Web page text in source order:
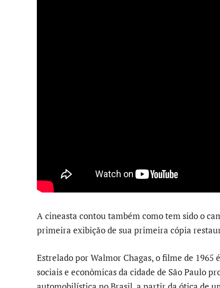
A cineasta contou também como tem sido o
primeira exibição de sua primeira cópia
Estrelado por Walmor Chagas, o filme de
sociais e econômicas da cidade de São Paulo